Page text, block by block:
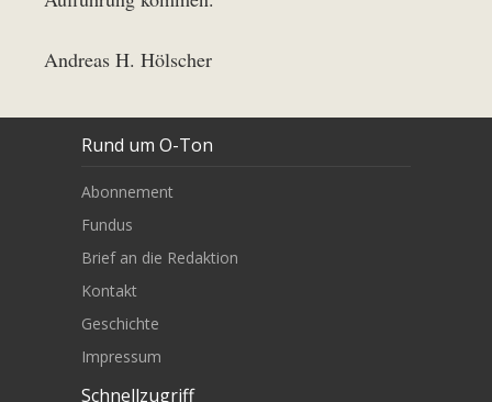
Andreas H. Hölscher
Rund um O-Ton
Abonnement
Fundus
Brief an die Redaktion
Kontakt
Geschichte
Impressum
Schnellzugriff